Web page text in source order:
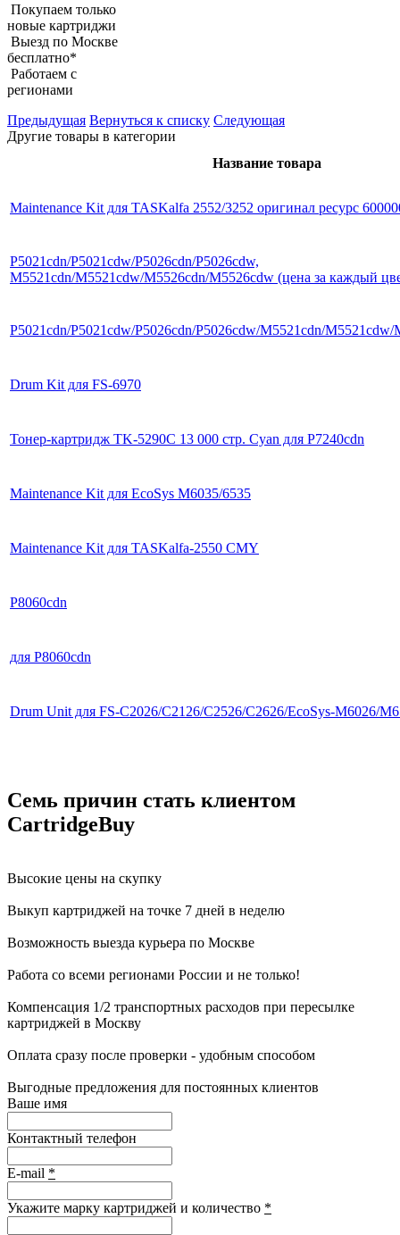
Покупаем только
новые картриджи
Выезд по Москве
бесплатно*
Работаем с
регионами
Предыдущая Вернуться к списку Следующая
Другие товары в категории
Название товара
Maintenance Kit для TASKalfa 2552/3252 оригинал ресурс
P5021cdn/P5021cdw/P5026cdn/P5026cdw,
M5521cdn/M5521cdw/M5526cdn/M5526cdw (цена за каждый
P5021cdn/P5021cdw/P5026cdn/P5026cdw/M5521cdn/
Drum Kit для FS-6970
Тонер-картридж TK-5290C 13 000 стр. Cyan для P7240cdn
Maintenance Kit для EcoSys M6035/6535
Maintenance Kit для TASKalfa-2550 CMY
P8060cdn
для P8060cdn
Drum Unit для FS-C2026/C2126/C2526/C2626/EcoSys-M6026/
Семь причин стать клиентом
CartridgeBuy
Высокие цены на скупку
Выкуп картриджей на точке 7 дней в неделю
Возможность выезда курьера по Москве
Работа со всеми регионами России и не только!
Компенсация 1/2 транспортных расходов при пересылке
картриджей в Москву
Оплата сразу после проверки - удобным способом
Выгодные предложения для постоянных клиентов
Ваше имя
Контактный телефон
E-mail *
Укажите марку картриджей и количество *